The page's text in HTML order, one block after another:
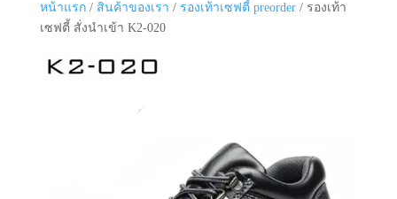
หน้าแรก/ สินค้าของเรา / รองเท้าเซฟตี้ preorder/ รองเท้า
เซฟตี้ สั่งนำเข้า K2-020